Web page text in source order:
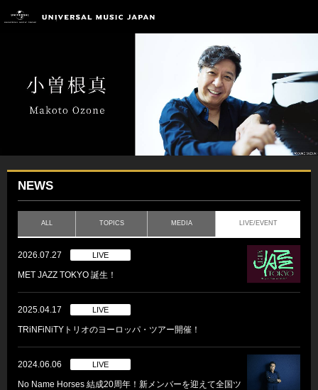
NEWS
ALL TOPICS MEDIA LIVE/EVENT
2026.07.27 LIVE
MET JAZZ TOKYO 誕生！
2025.04.17 LIVE
TRiNFiNiTYトリオのヨーロッパ・ツアー開催！
2024.06.06 LIVE
No Name Horses 結成20周年！新メンバーを迎えて全国ツ